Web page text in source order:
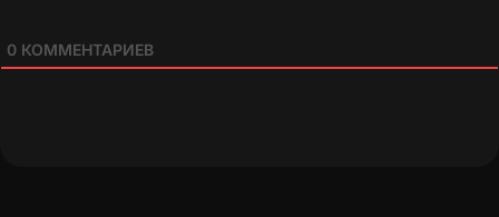
0 КОММЕНТАРИЕВ